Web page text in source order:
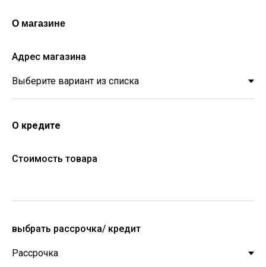
О магазине
Адрес магазина
О кредите
Стоимость товара
выбрать рассрочка/ кредит